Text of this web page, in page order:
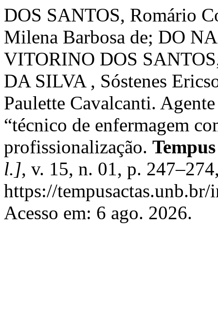
DOS SANTOS, Romário
Milena Barbosa de; DO
VITORINO DOS
DA SILVA , Sóstenes
Paulette Cavalcanti.
“técnico de enfermagem
profissionalização.
l.], v. 15, n. 01, p.
https://
Acesso em: 6 ago. 2026.